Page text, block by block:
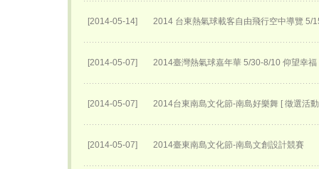
[2014-05-14] 2014 台東熱氣球載客自由飛行空中導覽 5/
[2014-05-07] 2014臺灣熱氣球嘉年華 5/30-8/10 仰望幸福
[2014-05-07] 2014台東南島文化節-南島好樂舞 [ 徵選活
[2014-05-07] 2014臺東南島文化節-南島文創設計競賽